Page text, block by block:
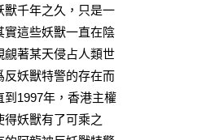
獸千年之久，只是一
實這些妖獸一直在陰
覦著某天侵占人類世
反妖獸特警的存在而
1997年，香港主權
妖獸有了可乘之